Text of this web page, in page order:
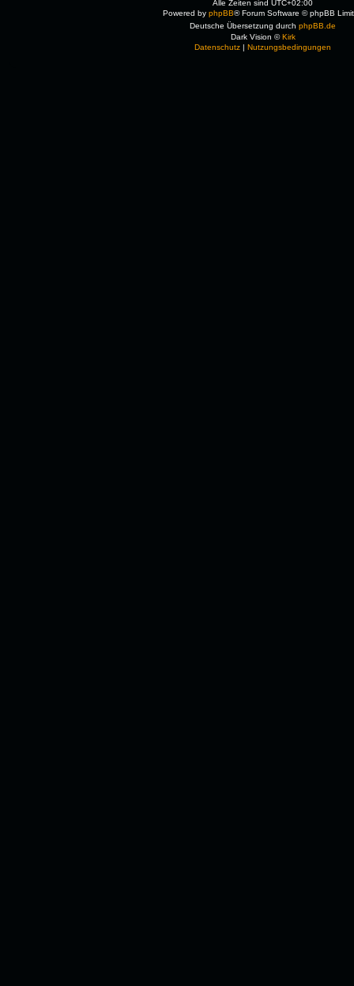
Alle Zeiten sind UTC+02:00
Powered by phpBB® Forum Software © phpBB
Deutsche Übersetzung durch phpBB.de
Dark Vision ©Kirk
Datenschutz | Nutzungsbedingungen